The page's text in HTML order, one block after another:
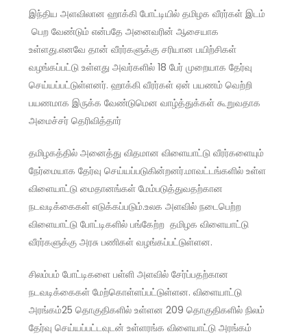
இந்திய அளவிலான ஹாக்கி போட்டியில் தமிழக வீரர்கள் இடம்
பெற வேண்டும் என்பதே அனைவரின் ஆசையாக
உள்ளது.எனவே தான் வீரர்களுக்கு சரியான பயிற்சிகள்
வழங்கப்பட்டு உள்ளது அவர்களில் 18 பேர் முறையாக தேர்வு
செய்யப்பட்டுள்ளனர். ஹாக்கி வீரர்கள் ஏன் பயணம் வெற்றி
பயணமாக இருக்க வேண்டுமென வாழ்த்துக்கள் கூறுவதாக
அமைச்சர் தெரிவித்தார்
தமிழகத்தில் அனைத்து விதமான விளையாட்டு வீரர்களையும்
நேர்மையாக தேர்வு செய்யப்படுகின்றனர்.மாவட்டங்களில் உள்ள
விளையாட்டு மைதானங்கள் மேம்படுத்துவதற்கான
நடவடிக்கைகள் எடுக்கப்படும்.உலக அளவில் நடைபெற்ற
விளையாட்டு போட்டிகளில் பங்கேற்ற தமிழக விளையாட்டு
வீரர்களுக்கு அரசு பணிகள் வழங்கப்பட்டுள்ளன.
சிலம்பம் போட்டிகளை பள்ளி அளவில் சேர்ப்பதற்கான
நடவடிக்கைகள் மேற்கொள்ளப்பட்டுள்ளன. விளையாட்டு
அரங்கம்25 தொகுதிகளில் உள்ளன 209 தொகுதிகளில் நிலம்
தேர்வு செய்யப்பட்டவுடன் உள்ளரங்க விளையாட்டு அரங்கம்